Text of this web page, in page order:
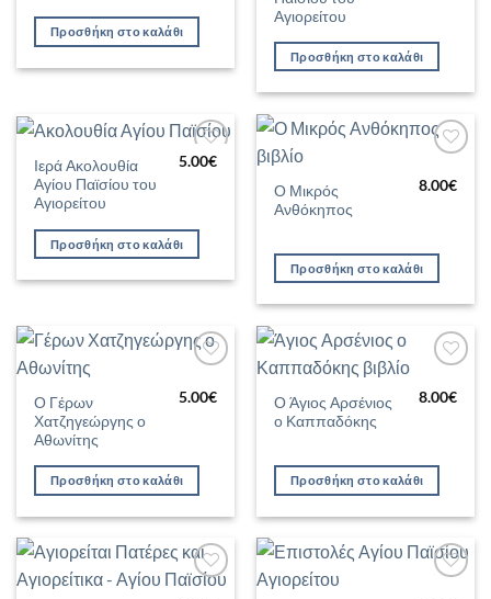
Προσθήκη στο καλάθι
Αγιορείτου
Προσθήκη στο καλάθι
Προσθήκη
Ιερά Ακολουθία
Αγίου Παϊσίου του
Αγιορείτου
5.00€
Προσθήκη στο καλάθι
στη Λίστα
Ο Μικρός
Ανθόκηπος
8.00€
Προσθήκη στο καλάθι
στη Λίστα
Ο Γέρων
Χατζηγεώργης ο
Αθωνίτης
5.00€
Προσθήκη στο καλάθι
στη Λίστα
Ο Άγιος Αρσένιος
ο Καππαδόκης
8.00€
Προσθήκη στο καλάθι